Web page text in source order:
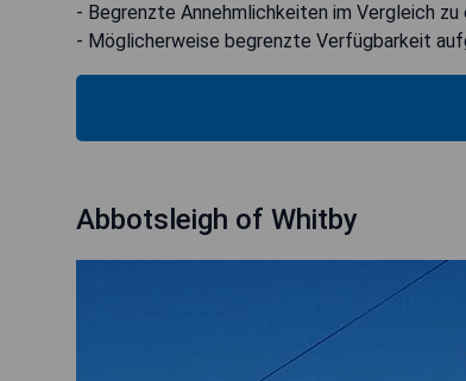
- Begrenzte Annehmlichkeiten im Vergleich zu
- Möglicherweise begrenzte Verfügbarkeit
Abbotsleigh of Whitby